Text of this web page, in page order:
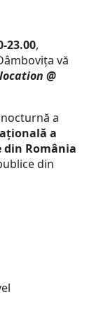
23.00,
vă
@
a
a
România
din